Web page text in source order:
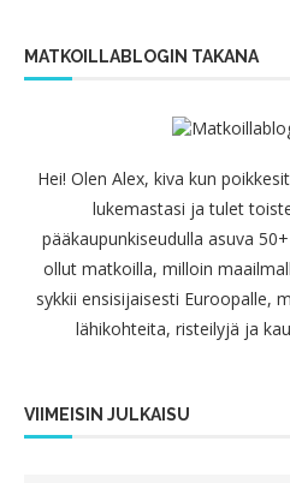
MATKOILLABLOGIN TAKANA
Hei! Olen Alex, kiva kun
lukemastasi ja tulet
pääkaupunkiseudulla asuva
ollut matkoilla, milloin
sykkii ensisijaisesti Euroopalle,
lähikohteita, risteilyjä ja
VIIMEISIN JULKAISU